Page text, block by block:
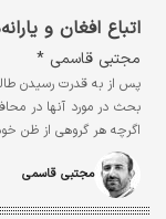
اتباع افغان و
مجتبي قاسمي *
پس از به قدرت رسیدن
بحث در مورد آنها در
اگرچه هر گروهی از ظن
مجتبی قاسمی